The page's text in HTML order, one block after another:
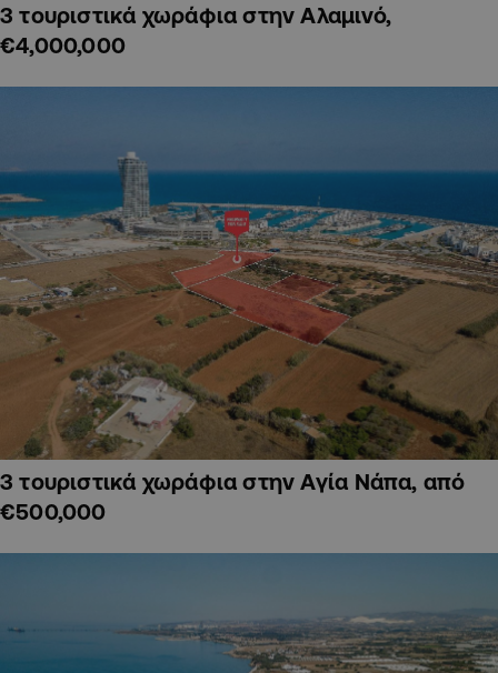
3 τουριστικά χωράφια στην Αλαμινό,
€4,000,000
3 τουριστικά χωράφια στην Αγία Νάπα, από
€500,000